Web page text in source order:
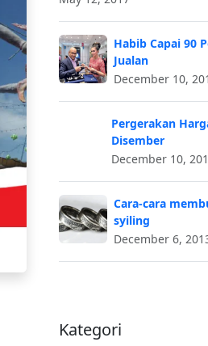
Habib Capai 90
Jualan
December 10,
Pergerakan
Disember
December 10,
Cara-cara
syiling
December 6,
Kategori